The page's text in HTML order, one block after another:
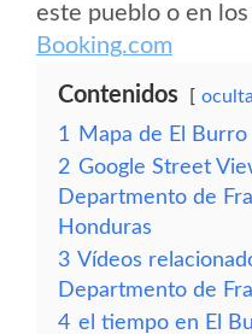
este pueblo o en
Booking.com
Contenidos
1
Mapa de El Burro
2 Google Street
Departmento de
Honduras
3 Vídeos
Departmento de
4 el tiempo en El